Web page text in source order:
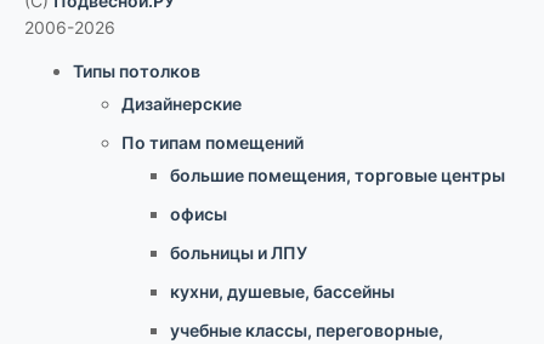
2006-2026
Типы потолков
Дизайнерские
По типам помещений
большие помещения, торговые центры
офисы
больницы и ЛПУ
кухни, душевые, бассейны
учебные классы, переговорные,